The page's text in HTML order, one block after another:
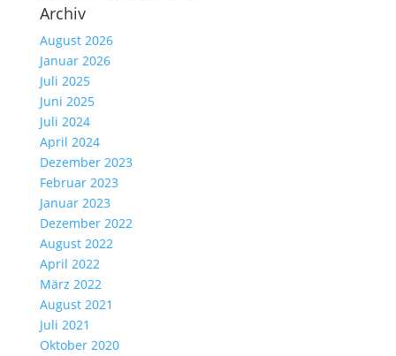
Archiv
August 2026
Januar 2026
Juli 2025
Juni 2025
Juli 2024
April 2024
Dezember 2023
Februar 2023
Januar 2023
Dezember 2022
August 2022
April 2022
März 2022
August 2021
Juli 2021
Oktober 2020